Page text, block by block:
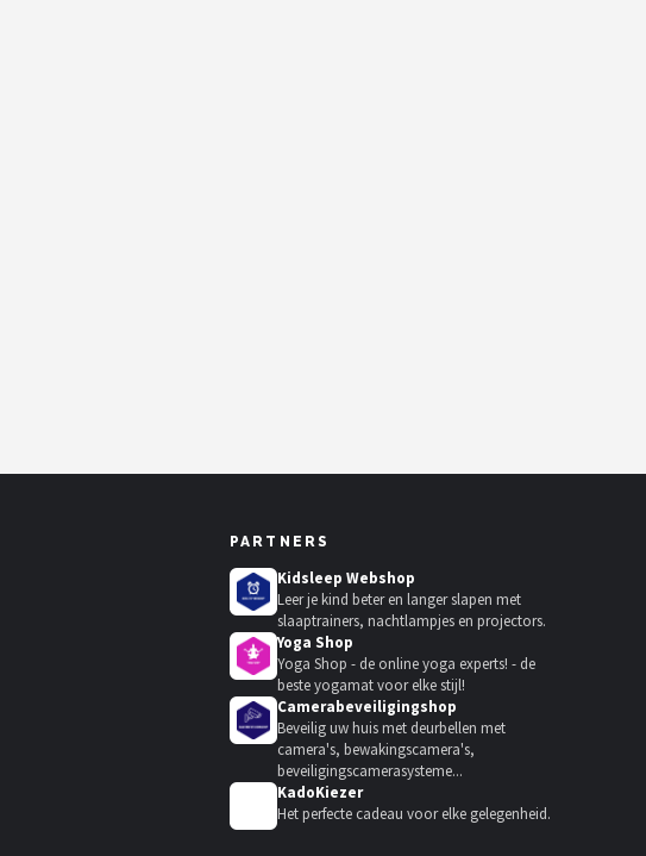
PARTNERS
Kidsleep Webshop
Leer je kind beter en langer slapen met
slaaptrainers, nachtlampjes en projectors.
Yoga Shop
Yoga Shop - de online yoga experts! - de
beste yogamat voor elke stijl!
Camerabeveiligingshop
Beveilig uw huis met deurbellen met
camera's, bewakingscamera's,
beveiligingscamerasysteme...
KadoKiezer
Het perfecte cadeau voor elke gelegenheid.